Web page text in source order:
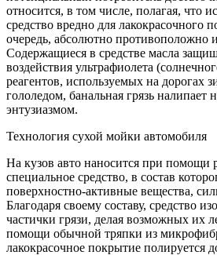
относится, в том числе, полагая, что
средство вредно для лакокрасочного
очередь, абсолютно противоположно
Содержащиеся в средстве масла
воздействия ультрафиолета
реагентов, используемых на дорогах
гололедом, банальная грязь налипает
энтузиазмом.
Технология сухой мойки автомобиля
На кузов авто наносится при помощи
специальное средство, в состав
поверхностно-активные вещества,
Благодаря своему составу, средство
частички грязи, делая возможных их
помощи обычной тряпки из
лакокрасочное покрытие полируется